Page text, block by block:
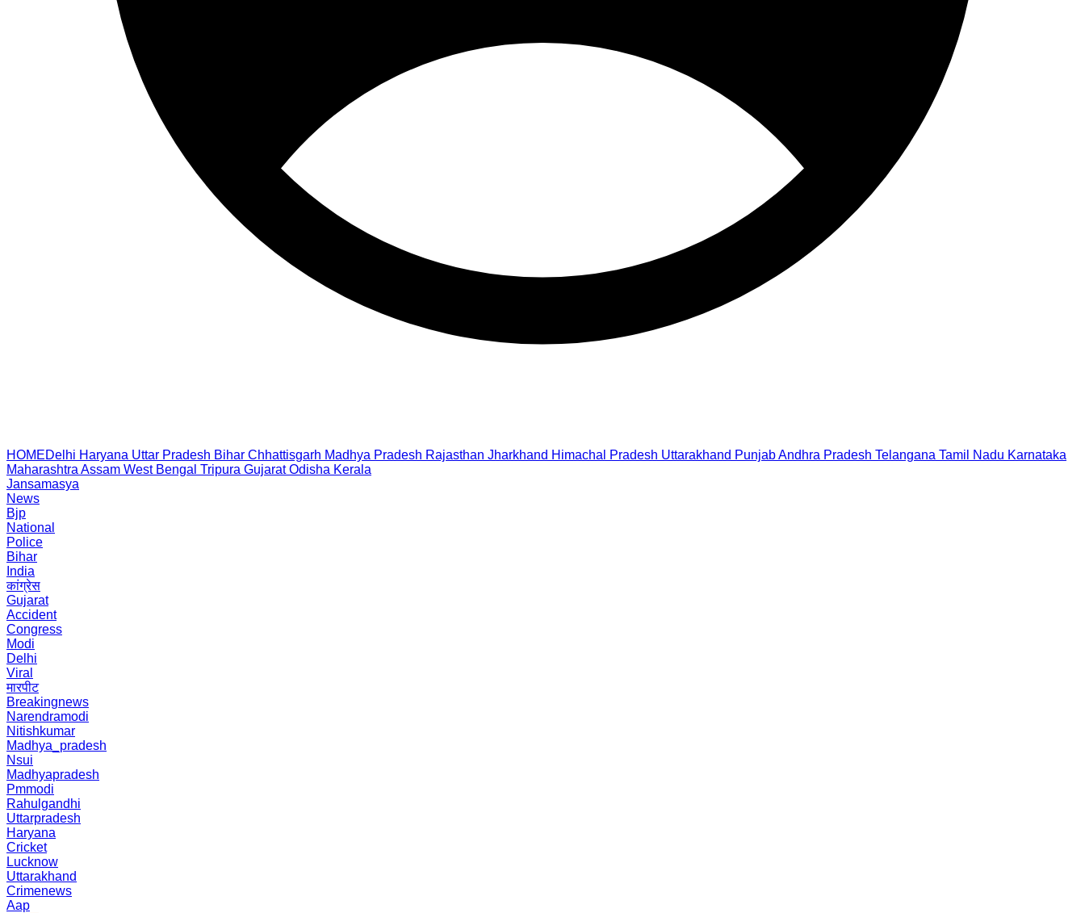
HOMEDelhi Haryana Uttar Pradesh Bihar Chhattisgarh Madhya Pradesh Rajasthan Jharkhand Himachal Pradesh Uttarakhand PunjabAndhra Pradesh Telangana Tamil Nadu Karnataka
Maharashtra Assam West Bengal Tripura Gujarat Odisha Kerala
Jansamasya
News
Bjp
National
Police
Bihar
India
कांग्रेस
Gujarat
Accident
Congress
Modi
Delhi
Viral
मारपीट
Breakingnews
Narendramodi
Nitishkumar
Madhya_pradesh
Nsui
Madhyapradesh
Pmmodi
Rahulgandhi
Uttarpradesh
Haryana
Cricket
Lucknow
Uttarakhand
Crimenews
Aap